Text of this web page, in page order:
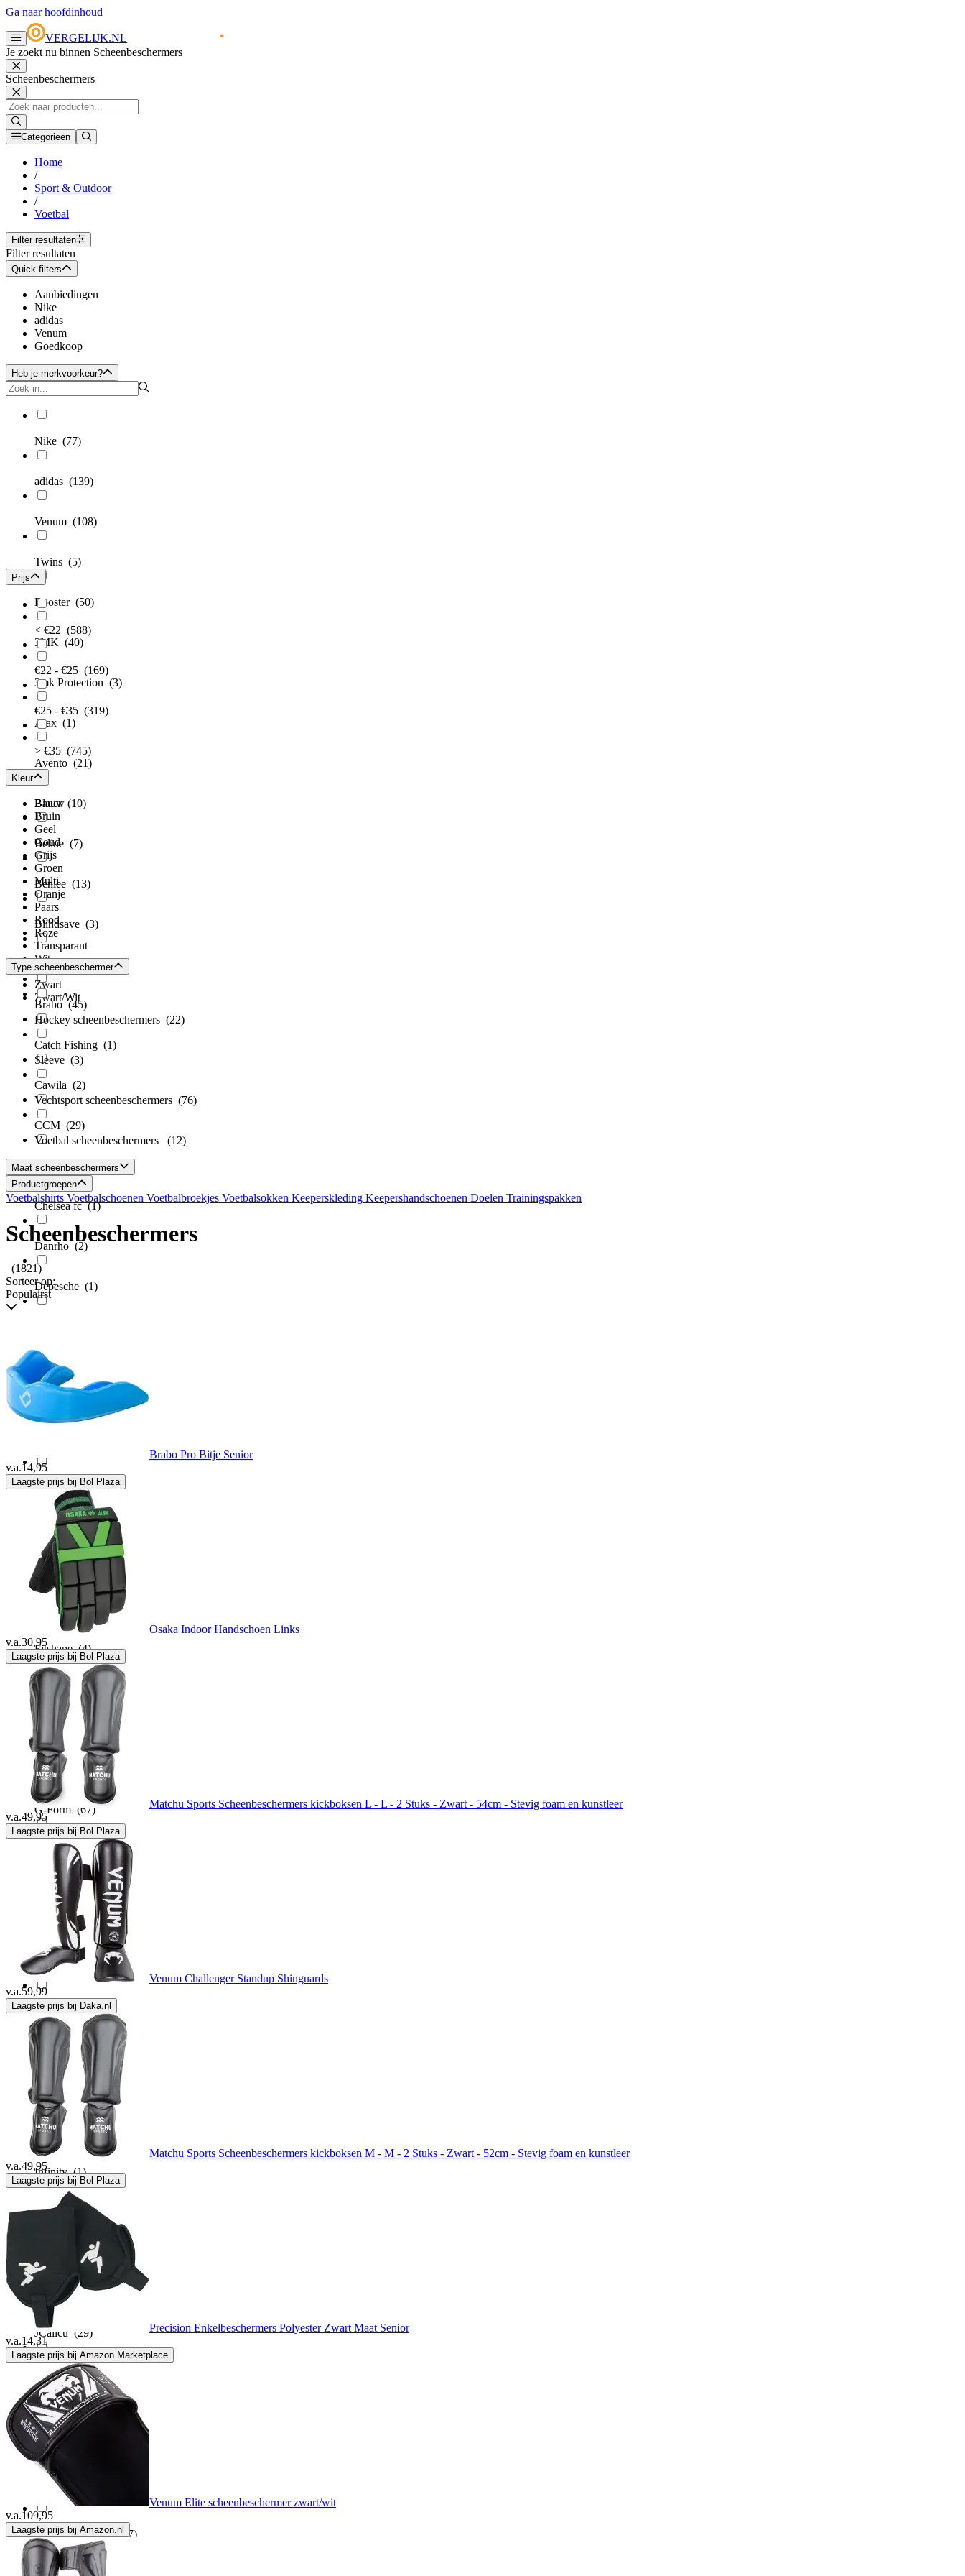
Ga naar hoofdinhoud
VERGELIJK.NL
Je zoekt nu binnen Scheenbeschermers
Scheenbeschermers
Categorieën
Home
/
Sport & Outdoor
/
Voetbal
Filter resultaten
Filter resultaten
Quick filters
Aanbiedingen
Nike
adidas
Venum
Goedkoop
Heb je merkvoorkeur?
Nike (77)
adidas (139)
Venum (108)
Twins (5)
Booster (50)
3MK (40)
3mk Protection (3)
Ajax (1)
Avento (21)
Bauer (10)
Beline (7)
Benlee (13)
Blindsave (3)
Blue Sports(1)
Brabo(45)
Catch Fishing (1)
Cawila (2)
CCM (29)
Cep(3)
Chelsea fc(1)
Danrho (2)
Depesche (1)
Ennui(1)
EtuiTab(12)
Everlast(11)
Fairtex (28)
FC Barcelona (7)
Fitshape(4)
Flaxta (3)
Floky
Fuse Protection (2)
G-Form (67)
Gearxpro (2)
Givova (2)
Gladts(6)
Gorilla wear(3)
Grays(23)
Hudora (2)
Hummel (15)
Icetec
Infinity(1)
iON
(6)
JCalicu (29)
JDH(1)
Joya(108)
Kempa
King(7)
King Pro Boxing(67)
Prijs
< €22 (588)
€22 - €25 (169)
€25 - €35 (319)
> €35 (745)
Kleur
Blauw
Bruin
Geel
Goud
Grijs
Groen
Multi
Oranje
Paars
Rood
Roze
Transparant
Wit
Zilver
Zwart
Zwart/Wit
Type scheenbeschermer
Hockey scheenbeschermers (22)
Sleeve (3)
Vechtsport scheenbeschermers (76)
Voetbal scheenbeschermers (12)
Maat scheenbeschermers
Productgroepen
Voetbalshirts Voetbalschoenen Voetbalbroekjes Voetbalsokken Keeperskleding Keepershandschoenen Doelen Trainingspakken
Scheenbeschermers
(1821)
Sorteer op:
Populairst
Brabo Pro Bitje Senior
v.a.14,95
Laagste prijs bij Bol Plaza
Osaka Indoor Handschoen Links
v.a.30,95
Laagste prijs bij Bol Plaza
Matchu Sports Scheenbeschermers kickboksen L - L - 2 Stuks - Zwart - 54cm - Stevig foam en kunstleer
v.a.49,95
Laagste prijs bij Bol Plaza
Venum Challenger Standup Shinguards
v.a.59,99
Laagste prijs bij Daka.nl
Matchu Sports Scheenbeschermers kickboksen M - M - 2 Stuks - Zwart - 52cm - Stevig foam en kunstleer
v.a.49,95
Laagste prijs bij Bol Plaza
Precision Enkelbeschermers Polyester Zwart Maat Senior
v.a.14,31
Laagste prijs bij Amazon Marketplace
Venum Elite scheenbeschermer zwart/wit
v.a.109,95
Laagste prijs bij Amazon.nl